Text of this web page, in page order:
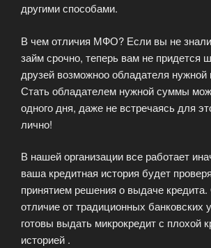
другими способами.
В чем отличия МФО? Если вы не
займ срочно, теперь вам не придется
друзей возможноо обладателя
Стать обладателем нужной суммы
одного дня, даже не встречаясь для
лично!
В нашей организации все работает
ваша кредитная история будет
принятием решения о выдаче
отличие от традиционных банковских
готовы выдать микрокредит с плохой
историей .